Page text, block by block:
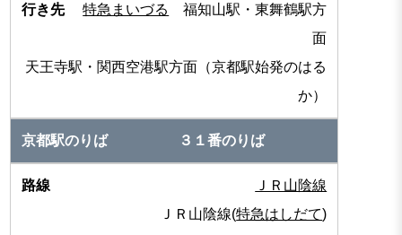
特急まいづる
福知山駅・東舞鶴駅方
面
天王寺駅・関西空港駅方面（京都駅始発のはる
か）
３１番のりば
ＪＲ山陰線
ＪＲ山陰線(特急はしだて)